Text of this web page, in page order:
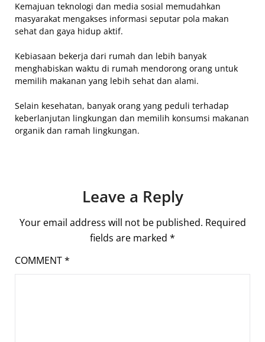
Kemajuan teknologi dan media sosial memudahkan
masyarakat mengakses informasi seputar pola makan
sehat dan gaya hidup aktif.
Kebiasaan bekerja dari rumah dan lebih banyak
menghabiskan waktu di rumah mendorong orang untuk
memilih makanan yang lebih sehat dan alami.
Selain kesehatan, banyak orang yang peduli terhadap
keberlanjutan lingkungan dan memilih konsumsi makanan
organik dan ramah lingkungan.
Leave a Reply
Your email address will not be published. Required
fields are marked *
COMMENT*